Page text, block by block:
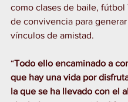
como clases de baile, fútbol
de convivencia para
vínculos de amistad.
“Todo ello encaminado a
que hay una vida por
la que se ha llevado con el